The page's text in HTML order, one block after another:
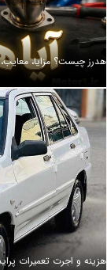
هدرز چیست؟ مزایا،
هزینه و اجرت تعمیرات پراید